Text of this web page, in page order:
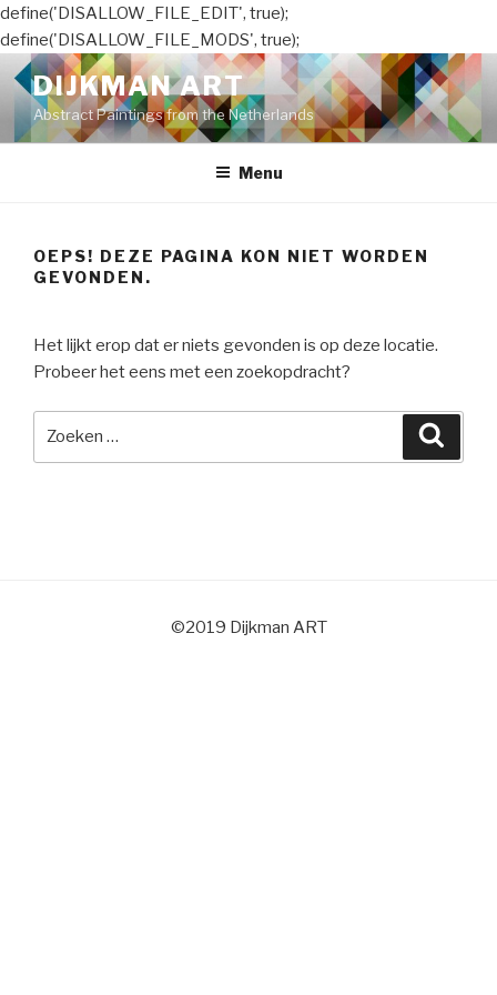
define('DISALLOW_FILE_EDIT', true);
define('DISALLOW_FILE_MODS', true);
Naar
de
inhoud
springen
DIJKMAN ART
Abstract Paintings from the Netherlands
Menu
OEPS! DEZE PAGINA KON NIET WORDEN
GEVONDEN.
Het lijkt erop dat er niets gevonden is op deze locatie.
Probeer het eens met een zoekopdracht?
©2019 Dijkman ART